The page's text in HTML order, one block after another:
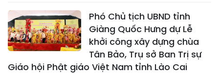
Phó Chủ tịch UBND tỉnh
Giàng Quốc Hưng dự Lễ
khởi công xây dựng chùa
Tân Bảo, Trụ sở Ban Trị sự
Giáo hội Phật giáo Việt Nam tỉnh Lào Cai